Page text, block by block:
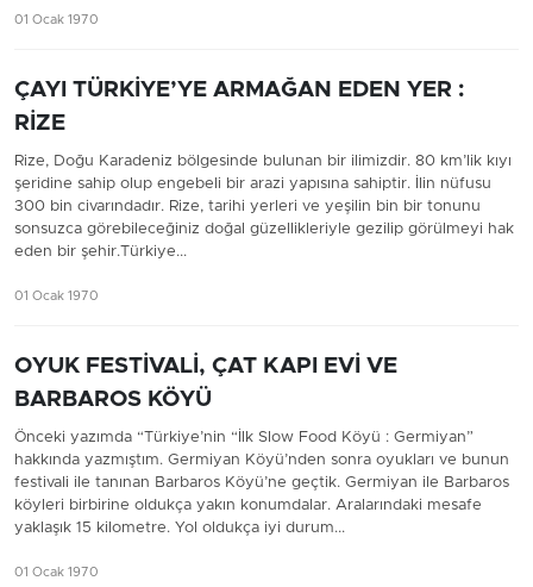
01 Ocak 1970
ÇAYI TÜRKİYE’YE ARMAĞAN EDEN YER :
RİZE
Rize, Doğu Karadeniz bölgesinde bulunan bir ilimizdir. 80 km’lik kıyı
şeridine sahip olup engebeli bir arazi yapısına sahiptir. İlin nüfusu
300 bin civarındadır. Rize, tarihi yerleri ve yeşilin bin bir tonunu
sonsuzca görebileceğiniz doğal güzellikleriyle gezilip görülmeyi hak
eden bir şehir.Türkiye...
01 Ocak 1970
OYUK FESTİVALİ, ÇAT KAPI EVİ VE
BARBAROS KÖYÜ
Önceki yazımda “Türkiye’nin “İlk Slow Food Köyü : Germiyan”
hakkında yazmıştım. Germiyan Köyü’nden sonra oyukları ve bunun
festivali ile tanınan Barbaros Köyü’ne geçtik. Germiyan ile Barbaros
köyleri birbirine oldukça yakın konumdalar. Aralarındaki mesafe
yaklaşık 15 kilometre. Yol oldukça iyi durum...
01 Ocak 1970